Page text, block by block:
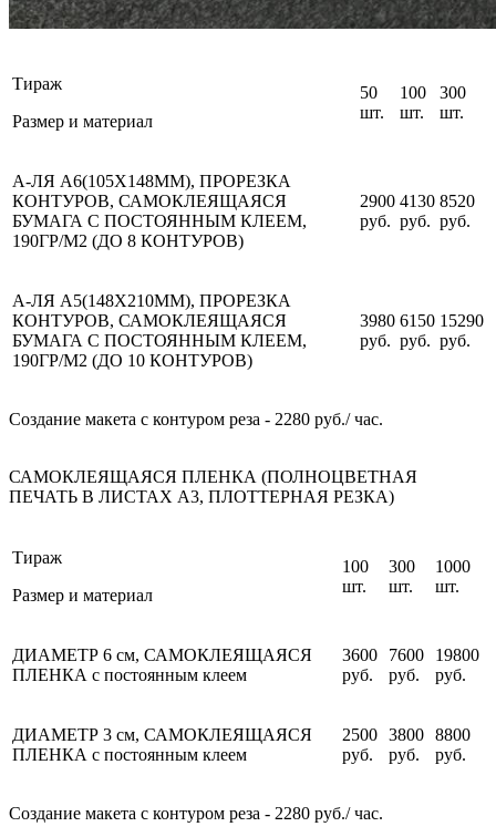
Тираж
Размер и материал
50
шт.
100
шт.
300
шт.
А-ЛЯ А6(105Х148ММ), ПРОРЕЗКА
КОНТУРОВ, САМОКЛЕЯЩАЯСЯ
БУМАГА С ПОСТОЯННЫМ КЛЕЕМ,
190ГР/М2 (ДО 8 КОНТУРОВ)
2900
руб.
4130
руб.
8520
руб.
А-ЛЯ А5(148Х210ММ), ПРОРЕЗКА
КОНТУРОВ, САМОКЛЕЯЩАЯСЯ
БУМАГА С ПОСТОЯННЫМ КЛЕЕМ,
190ГР/М2 (ДО 10 КОНТУРОВ)
3980
руб.
6150
руб.
15290
руб.
Создание макета с контуром реза - 2280 руб./ час.
САМОКЛЕЯЩАЯСЯ ПЛЕНКА (ПОЛНОЦВЕТНАЯ
ПЕЧАТЬ В ЛИСТАХ А3, ПЛОТТЕРНАЯ РЕЗКА)
Тираж
Размер и материал
100
шт.
300
шт.
1000
шт.
ДИАМЕТР 6 см, САМОКЛЕЯЩАЯСЯ
ПЛЕНКА с постоянным клеем
3600
руб.
7600
руб.
19800
руб.
ДИАМЕТР 3 см, САМОКЛЕЯЩАЯСЯ
ПЛЕНКА с постоянным клеем
2500
руб.
3800
руб.
8800
руб.
Создание макета с контуром реза - 2280 руб./ час.